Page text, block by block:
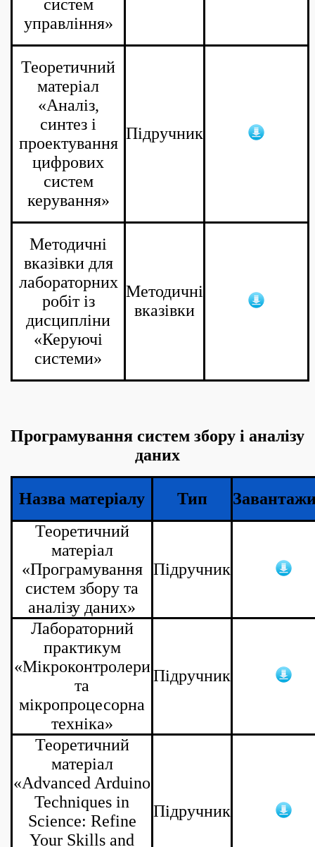
систем
управління»
Теоретичний
матеріал
«Аналіз,
синтез і
проектування
цифрових
систем
керування»
Підручник
Методичні
вказівки для
лабораторних
робіт із
дисципліни
«Керуючі
системи»
Методичні
вказівки
Програмування систем збору і аналізу
даних
Назва матеріалу Тип
Теоретичний
матеріал
«Програмування
систем збору та
аналізу даних»
Підручник
Лабораторний
практикум
«Мікроконтролери
та
мікропроцесорна
техніка»
Підручник
Теоретичний
матеріал
«Advanced Arduino
Techniques in
Science: Refine
Your Skills and
Підручник